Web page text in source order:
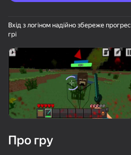
Поверніть
Гра працює тільки в
орієнтації
Вхід з логіном надійно збереже
грі
Про гру